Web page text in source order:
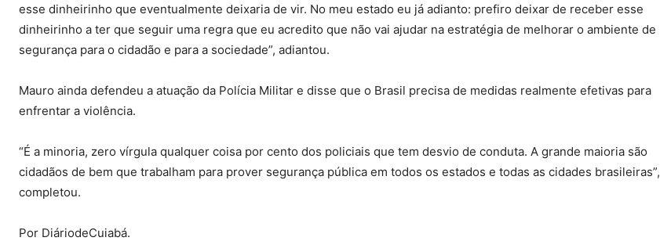
esse dinheirinho que eventualmente deixaria de vir. No meu estado eu já adianto: prefiro deixar de receber esse
dinheirinho a ter que seguir uma regra que eu acredito que não vai ajudar na estratégia de melhorar o ambiente de
segurança para o cidadão e para a sociedade”, adiantou.
Mauro ainda defendeu a atuação da Polícia Militar e disse que o Brasil precisa de medidas realmente efetivas para
enfrentar a violência.
“É a minoria, zero vírgula qualquer coisa por cento dos policiais que tem desvio de conduta. A grande maioria são
cidadãos de bem que trabalham para prover segurança pública em todos os estados e todas as cidades brasileiras”,
completou.
Por DiáriodeCuiabá.